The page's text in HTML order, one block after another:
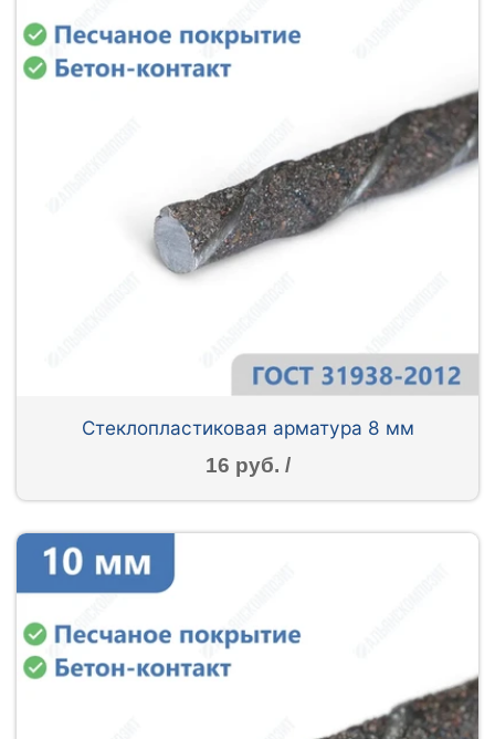
Стеклопластиковая арматура 8 мм
16 руб. /